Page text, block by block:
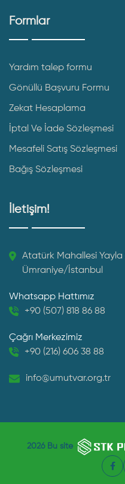
Formlar
Yardım talep formu
Gönüllü Başvuru Formu
Zekat Hesaplama
İptal Ve İade Sözleşmesi
Mesafeli Satış Sözleşmesi
Bağış Sözleşmesi
İletişim!
Atatürk Mahallesi
Ümraniye/İstanbul
Whatsapp Hattımız
+90 (507) 818 86 88
Çağrı Merkezimiz
+90 (216) 606 38 88
info@umutvar.org.tr
2026Bu site